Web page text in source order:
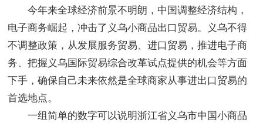
今年来全球经济前景不明朗，中国调整经济结构，
电子商务崛起，冲击了义乌小商品出口贸易。义乌不得
不调整政策，从发展服务贸易、进口贸易，推进电子商
务、把握义乌国际贸易综合改革试点提供的机会等方面
下手，确保自己未来依然是全球商家从事进出口贸易的
首选地点。
一组简单的数字可以说明浙江省义乌市中国小商品